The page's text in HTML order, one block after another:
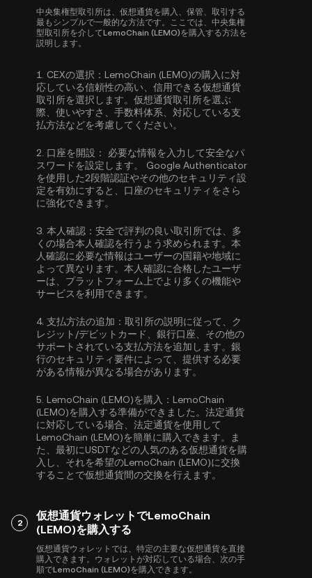
中央集権型取引所は、仮想通貨を購入、保管、取引する
最もシンプルで一般的な方法です。ここでは、中央集権
型取引所を介してLemoChain (LEMO)を購入する方法を
説明します。
1. CEXの選択： LemoChain (LEMO)の購入に対
応している信頼性の高い、信用できる仮想通貨
取引所を選択します。仮想通貨取引所を選ぶ
際、使いやすさ、手数料体系、対応している支
払方法などを考慮してください。
2. 口座を開設： 必要な情報を入力して安全なパ
スワードを設定します。 Google Authenticator
を使用した2段階認証やその他のセキュリティ設
定を有効にすると、口座のセキュリティをさら
に強化できます。
3. 本人確認： 安全で評判の良い取引所では、多
くの場合本人確認を行うよう求められます。本
人確認に必要な情報はユーザーの国籍や地域に
よって異なります。本人確認に合格したユーザ
ーは、プラットフォーム上でより多くの機能や
サービスを利用できます。
4. 支払方法の追加： 取引所の説明に従って、ク
レジット/デビットカード、銀行口座、その他の
サポートされている支払方法を追加します。銀
行のセキュリティ要件によって、提供する必要
がある情報が異なる場合があります。
5. LemoChain (LEMO)を購入： LemoChain
(LEMO)を購入する準備ができました。法定通貨
に対応している場合、法定通貨を使用して
LemoChain (LEMO)を簡単に購入できます。ま
た、最初にUSDTなどの人気のある仮想通貨を購
入し、それを希望のLemoChain (LEMO)に交換
することで仮想通貨間の交換を行えます。
2
仮想通貨ウォレットでLemoChain
(LEMO)を購入する
仮想通貨ウォレットでは、特定の主要な仮想通貨を直接
購入できます。ウォレットが対応している場合、次の手
順でLemoChain (LEMO)を購入できます。